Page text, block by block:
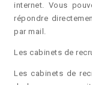
internet. Vous
répondre
par mail.
Les cabinets de
Les cabinets de